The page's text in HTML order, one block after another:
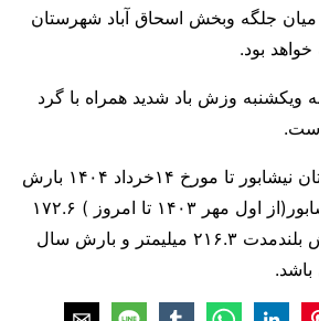
جلگه وبخش اسحاق آباد شهرستان
ویکشنبه وزش باد شدید همراه با گرد
وضعیت بارش شهرستان نیشابور تا مورخ ۱۴خرداد ۱۴۰۴ بارش
سال زراعی جاری نیشابور(از اول مهر ۱۴۰۳ تا امروز ) ۱۷۲.۶
میلیمتر ، میانگین بارش بلندمدت ۲۱۶.۳ میلیمتر و بارش سال